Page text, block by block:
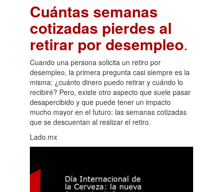
Cuántas semanas
cotizadas pierdes al
retirar por desempleo.
Cuando una persona solicita un retiro por
desempleo, la primera pregunta casi siempre es la
misma: ¿cuánto dinero puedo retirar y cuándo lo
recibiré? Pero, existe otro aspecto que suele pasar
desapercibido y que puede tener un impacto
mucho mayor en el futuro: las semanas cotizadas
que se descuentan al realizar el retiro.
Lado.mx